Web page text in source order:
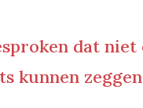
dat niet
kunnen zeggen